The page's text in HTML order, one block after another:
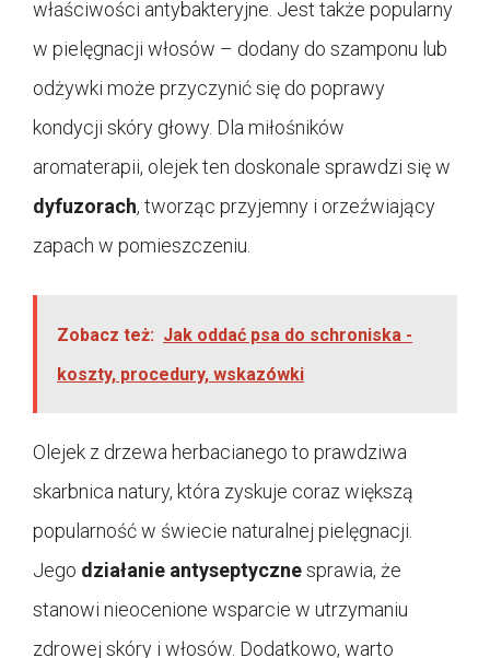
właściwości antybakteryjne. Jest także popularny
w pielęgnacji włosów – dodany do szamponu lub
odżywki może przyczynić się do poprawy
kondycji skóry głowy. Dla miłośników
aromaterapii, olejek ten doskonale sprawdzi się w
dyfuzorach, tworząc przyjemny i orzeźwiający
zapach w pomieszczeniu.
Zobacz też: Jak oddać psa do schroniska -
koszty, procedury, wskazówki
Olejek z drzewa herbacianego to prawdziwa
skarbnica natury, która zyskuje coraz większą
popularność w świecie naturalnej pielęgnacji.
Jego działanie antyseptycznesprawia, że
stanowi nieocenione wsparcie w utrzymaniu
zdrowej skóry i włosów. Dodatkowo, warto